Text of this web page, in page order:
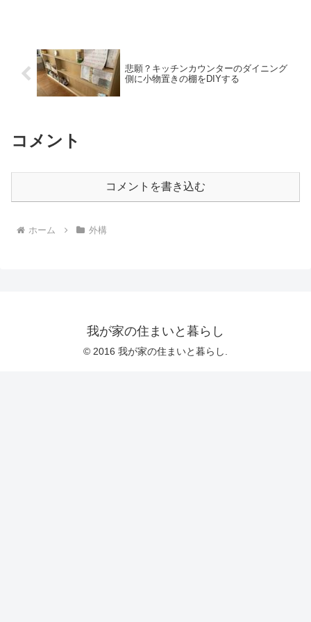
悲願？キッチンカウンターのダイニング
側に小物置きの棚をDIYする
コメント
コメントを書き込む
ホーム 外構
我が家の住まいと暮らし
© 2016 我が家の住まいと暮らし.